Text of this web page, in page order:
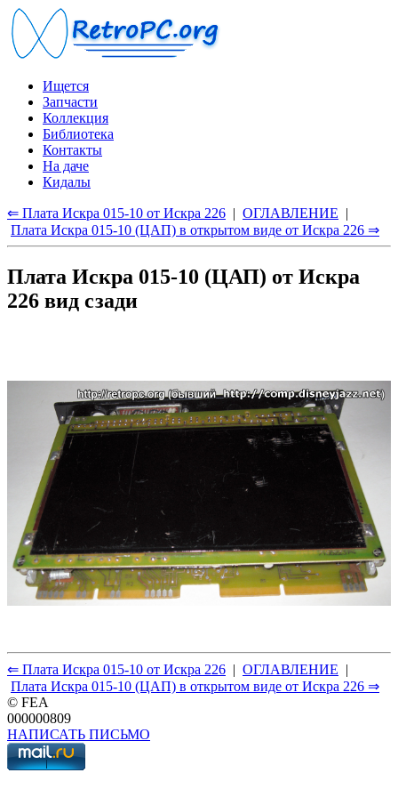
Ищется
Запчасти
Коллекция
Библиотека
Контакты
На даче
Кидалы
⇐ Плата Искра 015-10 от Искра 226 | ОГЛАВЛЕНИЕ |
Плата Искра 015-10 (ЦАП) в открытом виде от Искра 226 ⇒
Плата Искра 015-10 (ЦАП) от Искра
226 вид сзади
⇐ Плата Искра 015-10 от Искра 226 | ОГЛАВЛЕНИЕ |
Плата Искра 015-10 (ЦАП) в открытом виде от Искра 226 ⇒
© FEA
000000809
НАПИСАТЬ ПИСЬМО